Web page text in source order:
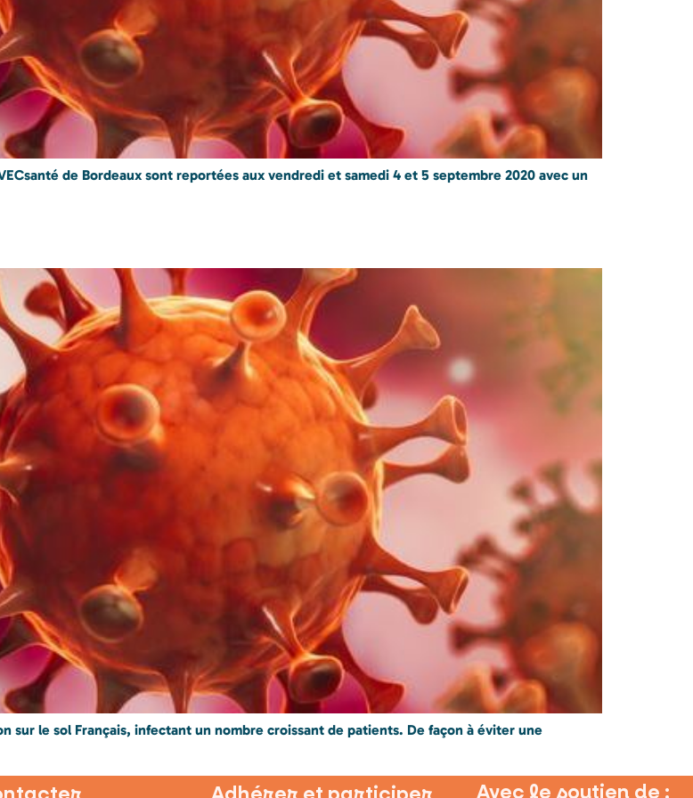
de Bordeaux sont reportées aux vendredi et samedi 4 et 5 septembre 2020 avec un
sur le sol Français, infectant un nombre croissant de patients. De façon à éviter une
Avec le soutien de :